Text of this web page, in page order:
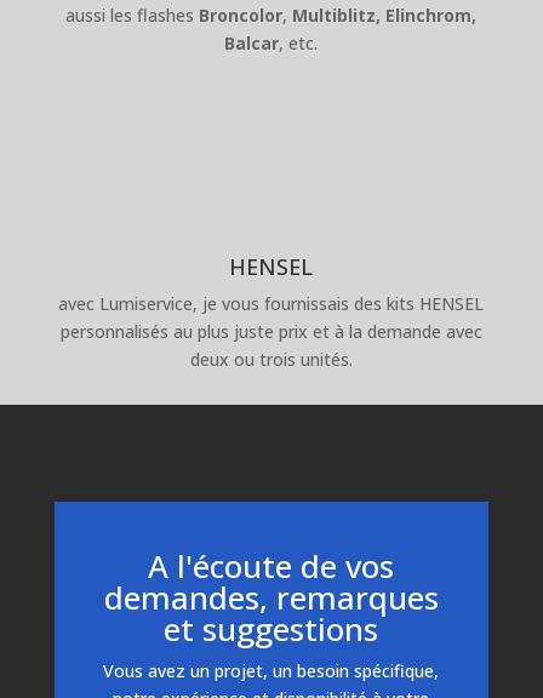
aussi les flashes Broncolor, Multiblitz, Elinchrom,
Balcar, etc.
HENSEL
avec Lumiservice, je vous fournissais des kits HENSEL
personnalisés au plus juste prix et à la demande avec
deux ou trois unités.
A l'écoute de vos
demandes, remarques
et suggestions
Vous avez un projet, un besoin spécifique,